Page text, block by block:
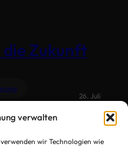
verwalten
wir Technologien wie
Zukunft
26. Juli